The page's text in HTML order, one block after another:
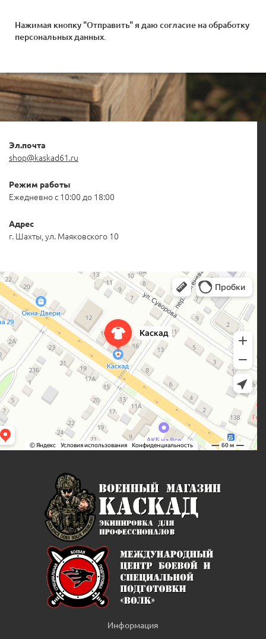
Нажимая кнопку "Отправить" я даю согласие наобработку
персональных данных
Эл.почта
shop@kaskad61.ru
Режим работы
Ежедневно с 10:00 до 18:00
Адрес
г. Шахты, ул. Маяковского 10
Информация